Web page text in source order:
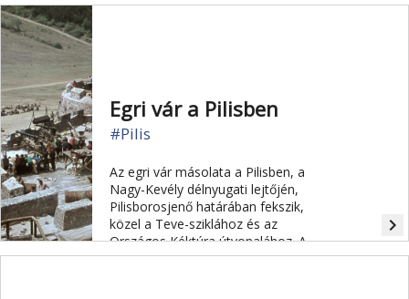
Egri vár a Pilisben
#Pilis
Az egri vár másolata a Pilisben, a
Nagy-Kevély délnyugati lejtőjén,
Pilisborosjenő határában fekszik,
közel a Teve-sziklához és az
Országos Kéktúra útvonalához. A
várat az Egri csillagok című film
navigate_next